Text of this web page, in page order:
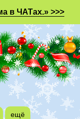
в ЧАТах.» >>>
ещё